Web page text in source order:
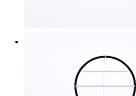
exactamente dónde está su
Más de 35 países. Cero
4G LTE-M integrado,
internacional, tarjeta SIM